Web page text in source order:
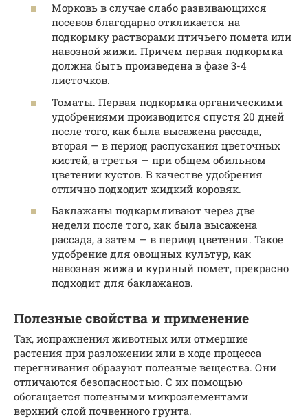
Морковь в случае слабо развивающихся
посевов благодарно откликается на
подкормку растворами птичьего помета или
навозной жижи. Причем первая подкормка
должна быть произведена в фазе 3-4
листочков.
Томаты. Первая подкормка органическими
удобрениями производится спустя 20 дней
после того, как была высажена рассада,
вторая — в период распускания цветочных
кистей, а третья — при общем обильном
цветении кустов. В качестве удобрения
отлично подходит жидкий коровяк.
Баклажаны подкармливают через две
недели после того, как была высажена
рассада, а затем — в период цветения. Такое
удобрение для овощных культур, как
навозная жижа и куриный помет, прекрасно
подходит для баклажанов.
Полезные свойства и применение
Так, испражнения животных или отмершие
растения при разложении или в ходе процесса
перегнивания образуют полезные вещества. Они
отличаются безопасностью. С их помощью
обогащается полезными микроэлементами
верхний слой почвенного грунта.